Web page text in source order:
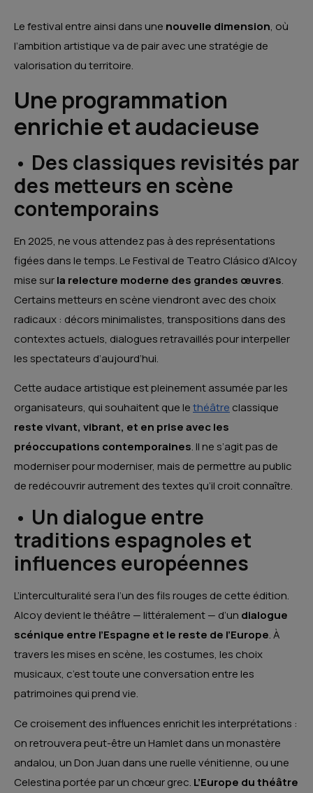
Le festival entre ainsi dans une nouvelle dimension, où
l’ambition artistique va de pair avec une stratégie de
valorisation du territoire.
Une programmation
enrichie et audacieuse
• Des classiques revisités par
des metteurs en scène
contemporains
En 2025, ne vous attendez pas à des représentations
figées dans le temps. Le Festival de Teatro Clásico d’Alcoy
mise surla relecture moderne des grandes œuvres.
Certains metteurs en scène viendront avec des choix
radicaux : décors minimalistes, transpositions dans des
contextes actuels, dialogues retravaillés pour interpeller
les spectateurs d’aujourd’hui.
Cette audace artistique est pleinement assumée par les
organisateurs, qui souhaitent que lethéâtre classique
reste vivant, vibrant, et en prise avec les
préoccupations contemporaines. Il ne s’agit pas de
moderniser pour moderniser, mais de permettre au public
de redécouvrir autrement des textes qu’il croit connaître.
• Un dialogue entre
traditions espagnoles et
influences européennes
L’interculturalité sera l’un des fils rouges de cette édition.
Alcoy devient le théâtre — littéralement — d’un dialogue
scénique entre l’Espagne et le reste de l’Europe. À
travers les mises en scène, les costumes, les choix
musicaux, c’est toute une conversation entre les
patrimoines qui prend vie.
Ce croisement des influences enrichit les interprétations :
on retrouvera peut-être un Hamlet dans un monastère
andalou, un Don Juan dans une ruelle vénitienne, ou une
Celestina portée par un chœur grec. L’Europe du théâtre